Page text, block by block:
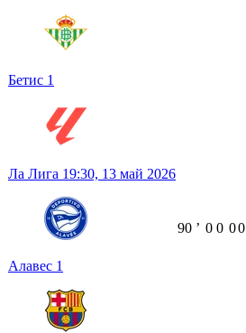
Бетис 1
Ла Лига 19:30, 13 май 2026
Алавес 1
90 ʼ 0 0 00